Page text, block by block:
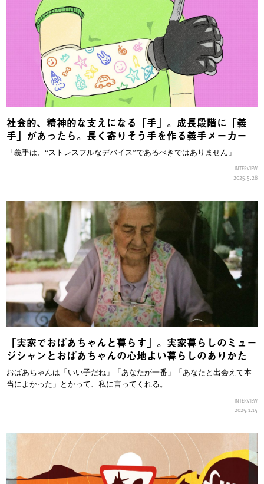
社会的、精神的な支えになる「手」。成長段階に「義
手」があったら。長く寄りそう手を作る義手メーカー
「義手は、“ストレスフルなデバイス”であるべきではありません」
INTERVIEW
2025.5.28
「実家でおばあちゃんと暮らす」。実家暮らしのミュー
ジシャンとおばあちゃんの心地よい暮らしのありかた
おばあちゃんは「いい子だね」「あなたが一番」「あなたと出会えて本
当によかった」とかって、私に言ってくれる。
INTERVIEW
2025.1.15